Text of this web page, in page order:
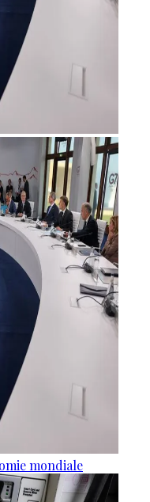
mondiale